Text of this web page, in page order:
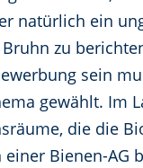
natürlich ein
zu
sein
gewählt. Im
die die
Bienen-AG